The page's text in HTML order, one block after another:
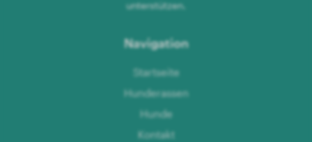
unterstützen.
Navigation
Startseite
Hunderassen
Hunde
Kontakt